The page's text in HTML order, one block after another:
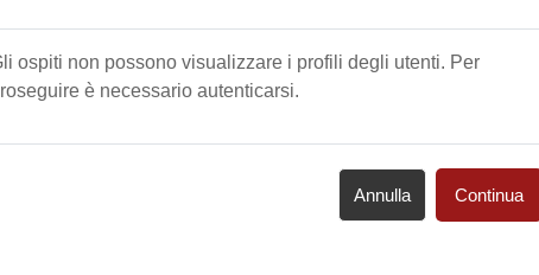
ospiti non possono visualizzare i profili degli utenti. Per
è necessario autenticarsi.
Annulla Continua